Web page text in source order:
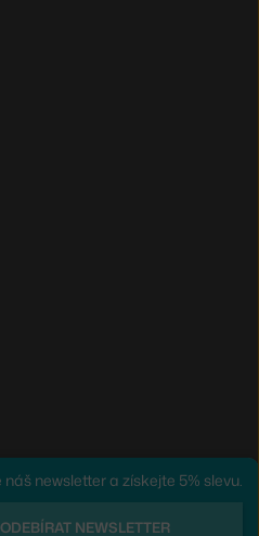
newsletter a získejte 5% slevu.
ODEBÍRAT NEWSLETTER